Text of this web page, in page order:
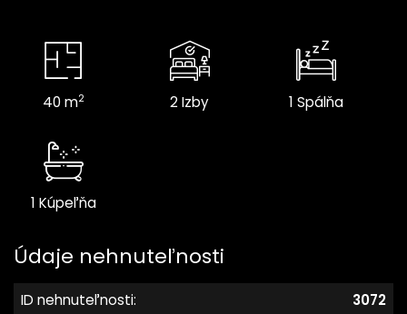
40 m2 2 Izby 1 Spálňa
1 Kúpeľňa
Údaje nehnuteľnosti
ID nehnuteľnosti:
3072